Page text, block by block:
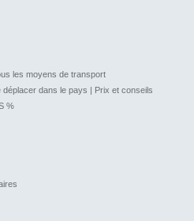
les moyens de transport
dans le pays | Prix et conseils
%